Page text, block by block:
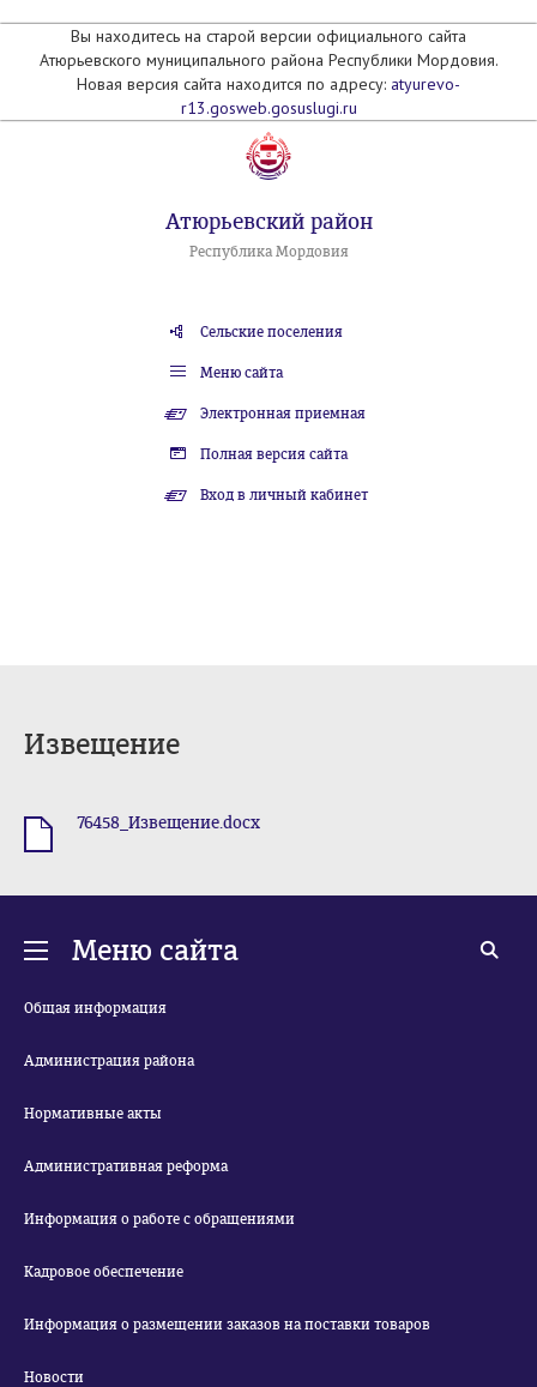
Вы находитесь на старой версии официального сайта
Атюрьевского муниципального района Республики Мордовия.
Новая версия сайта находится по адресу: atyurevo-
r13.gosweb.gosuslugi.ru
Атюрьевский район
Республика Мордовия
Сельские поселения
Меню сайта
Электронная приемная
Полная версия сайта
Вход в личный кабинет
Извещение
76458_Извещение.docx
Меню сайта
Общая информация
Администрация района
Нормативные акты
Административная реформа
Информация о работе с обращениями
Кадровое обеспечение
Информация о размещении заказов на поставки товаров
Новости